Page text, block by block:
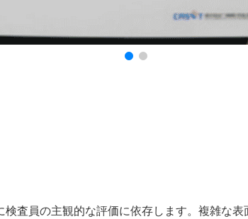
査員の主観的な評価に依存します。複雑な